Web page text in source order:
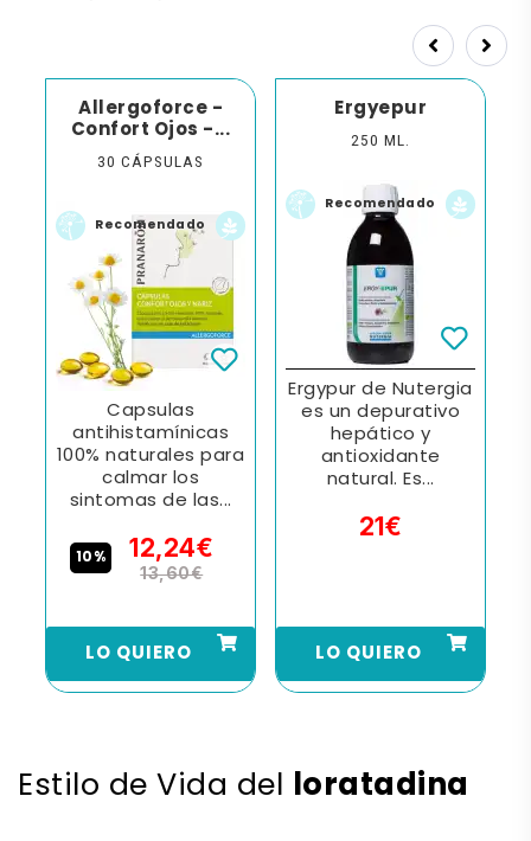
Prev
Allergoforce -
Confort Ojos -...
30 CÁPSULAS
Recomendado
Capsulas
antihistamínicas
100% naturales para
calmar los
sintomas de las...
10% 12,24€
13,60€
LO QUIERO
Ergyepur
250 ML.
Recomendado
Ergypur de Nutergia
es un depurativo
hepático y
antioxidante
natural. Es...
21€
LO QUIERO
Next
Estilo de Vida del loratadina